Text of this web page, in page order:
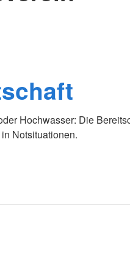
Hochwasser: Die
Notsituationen.